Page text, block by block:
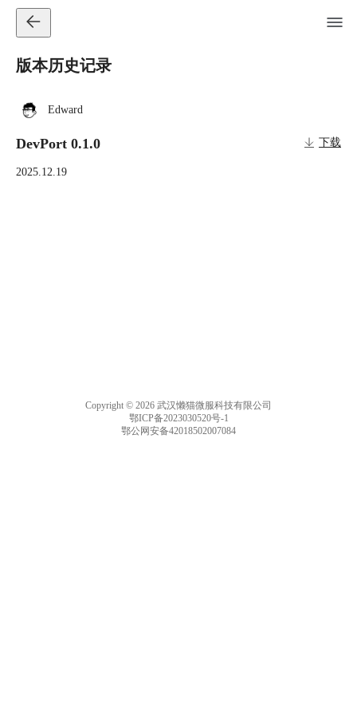
版本历史记录
Edward
DevPort 0.1.0 下载
2025.12.19
Copyright © 2026 武汉懒猫微服科技有限公司
鄂ICP备2023030520号-1
鄂公网安备42018502007084